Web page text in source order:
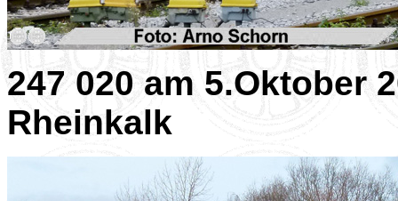
247 020 am 5.Oktober
Rheinkalk